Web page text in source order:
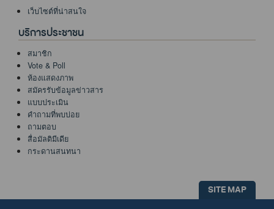
เว็บไซต์ที่น่าสนใจ
บริการประชาชน
สมาชิก
Vote & Poll
ห้องแสดงภาพ
สมัครรับข้อมูลข่าวสาร
แบบประเมิน
คำถามที่พบบ่อย
ถามตอบ
สื่อมัลติมีเดีย
กระดานสนทนา
SITE MAP